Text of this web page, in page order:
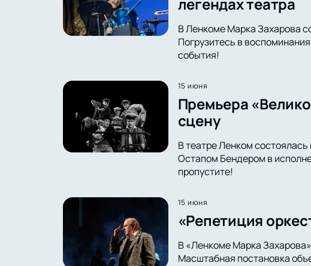
В Ленкоме Марка Захарова
Погрузитесь в
события!
15 июня
Премьера
сцену
В театре Ленком
Остапом Бендером в
пропустите!
15 июня
«Репетиция
В «Ленкоме Марка
Масштабная постановка